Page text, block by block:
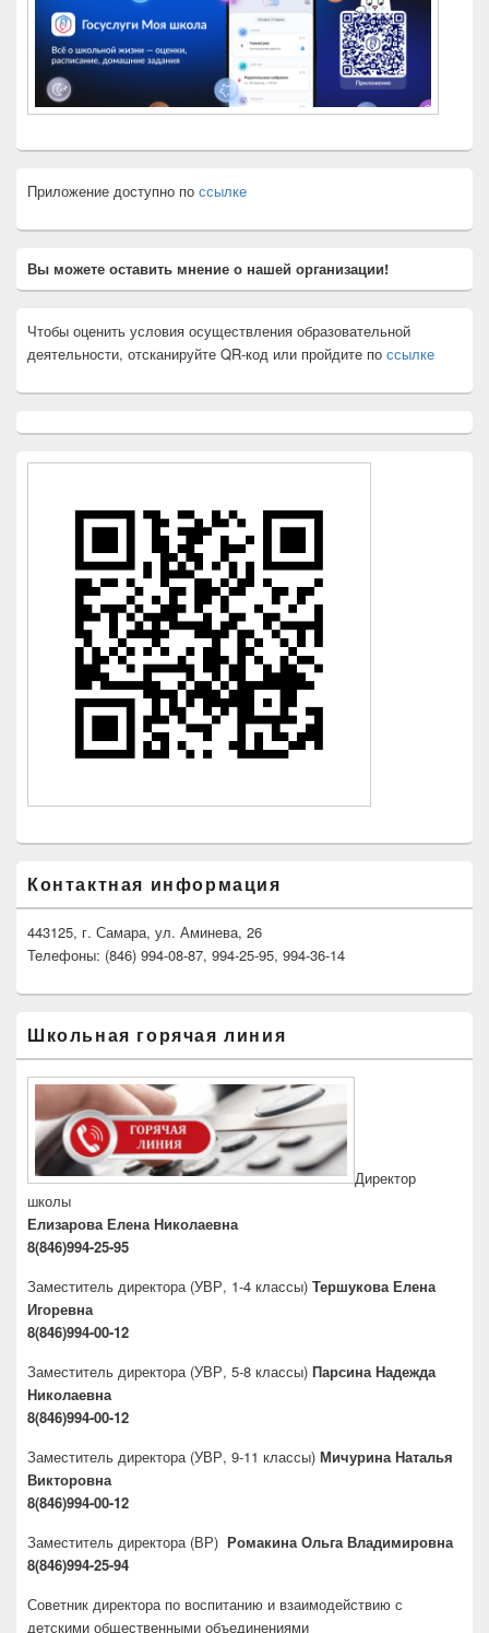
Приложение доступно по ссылке
Вы можете оставить мнение о нашей организации!
Чтобы оценить условия осуществления образовательной
деятельности, отсканируйте QR-код или пройдите по ссылке
Контактная информация
443125, г. Самара, ул. Аминева, 26
Телефоны: (846) 994-08-87, 994-25-95, 994-36-14
Школьная горячая линия
Директор
школы
Елизарова Елена Николаевна
8(846)994-25-95
Заместитель директора (УВР, 1-4 классы) Тершукова Елена
Игоревна
8(846)994-00-12
Заместитель директора (УВР, 5-8 классы) Парсина Надежда
Николаевна
8(846)994-00-12
Заместитель директора (УВР, 9-11 классы) Мичурина Наталья
Викторовна
8(846)994-00-12
Заместитель директора (ВР) Ромакина Ольга Владимировна
8(846)994-25-94
Советник директора по воспитанию и взаимодействию с
детскими общественными объединениями